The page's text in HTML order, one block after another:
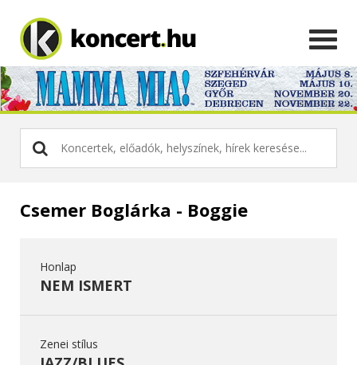
Csemer Boglárka - Boggie
Honlap
NEM ISMERT
Zenei stílus